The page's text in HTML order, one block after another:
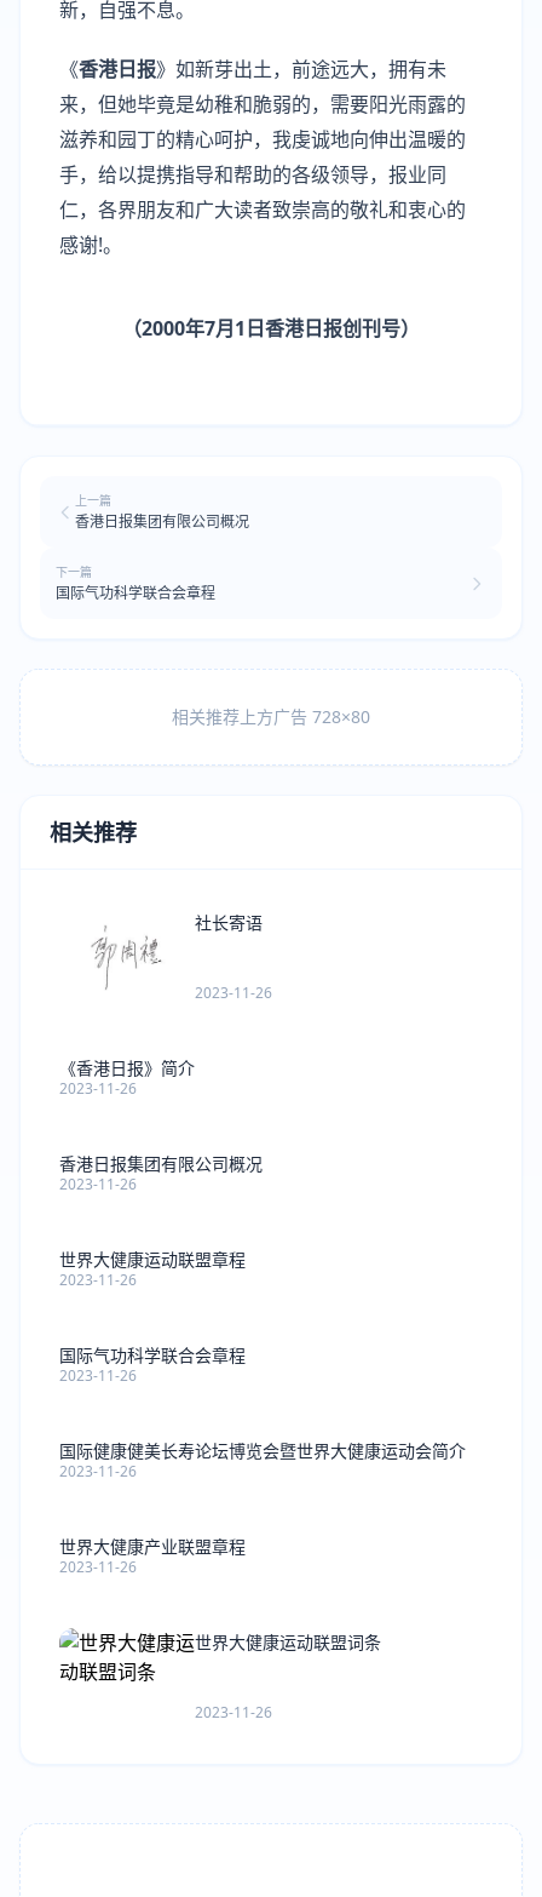
新，自强不息。
《香港日报》如新芽出土，前途远大，拥有未
来，但她毕竟是幼稚和脆弱的，需要阳光雨露的
滋养和园丁的精心呵护，我虔诚地向伸出温暖的
手，给以提携指导和帮助的各级领导，报业同
仁，各界朋友和广大读者致崇高的敬礼和衷心的
感谢!。
（2000年7月1日香港日报创刊号）
上一篇
香港日报集团有限公司概况
下一篇
国际气功科学联合会章程
相关推荐上方广告 728×80
相关推荐
社长寄语
2023-11-26
《香港日报》简介
2023-11-26
香港日报集团有限公司概况
2023-11-26
世界大健康运动联盟章程
2023-11-26
国际气功科学联合会章程
2023-11-26
国际健康健美长寿论坛博览会暨世界大健康运动会简介
2023-11-26
世界大健康产业联盟章程
2023-11-26
世界大健康运动联盟词条
2023-11-26